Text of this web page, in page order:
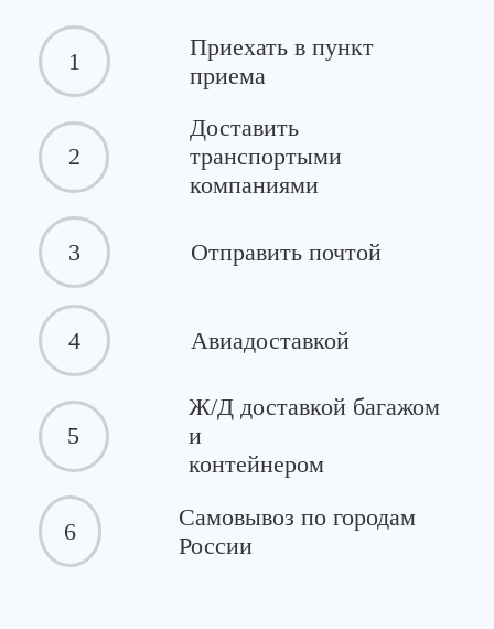
1
Приехать в пункт
приема
2
Доставить
транспортыми
компаниями
3 Отправить почтой
4 Авиадоставкой
5
Ж/Д доставкой багажом
и
контейнером
6
Самовывоз по городам
России